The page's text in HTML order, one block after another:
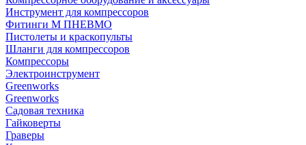
Инструмент для компрессоров
Фитинги М ПНЕВМО
Пистолеты и краскопульты
Шланги для компрессоров
Компрессоры
Электроинструмент
Greenworks
Greenworks
Садовая техника
Гайковерты
Граверы